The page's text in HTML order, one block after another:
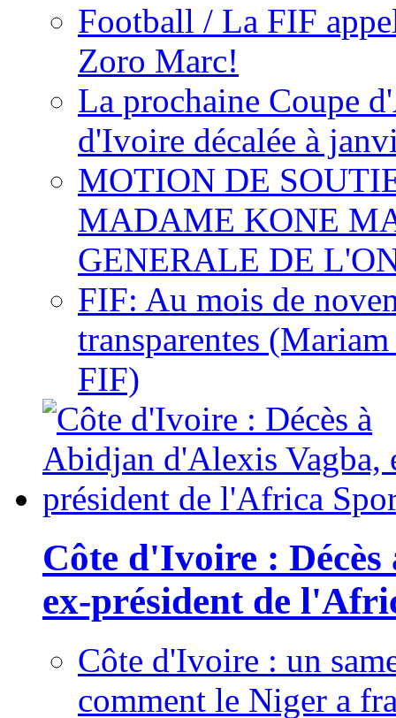
Football / La FIF
Zoro Marc!
La prochaine Coupe
d'Ivoire décalée à
MOTION DE
MADAME KONE
GENERALE DE
FIF: Au mois de
transparentes
FIF)
Côte d'Ivoire :
ex-président de
Côte d'Ivoire : un
comment le Niger a